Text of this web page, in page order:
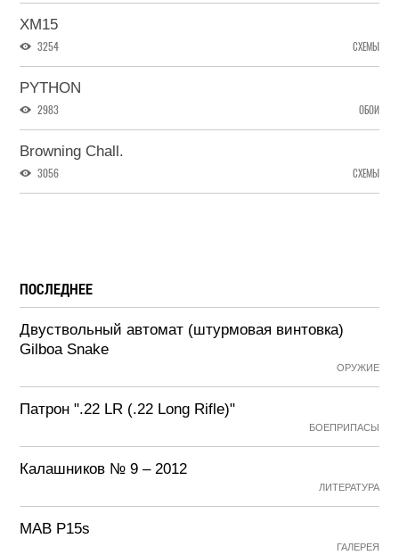
XM15
3254 СХЕМЫ
PYTHON
2983 ОБОИ
Browning Chall.
3056 СХЕМЫ
ПОСЛЕДНЕЕ
Двуствольный автомат (штурмовая винтовка)
Gilboa Snake
ОРУЖИЕ
Патрон ".22 LR (.22 Long Rifle)"
БОЕПРИПАСЫ
Калашников № 9 – 2012
ЛИТЕРАТУРА
MAB P15s
ГАЛЕРЕЯ